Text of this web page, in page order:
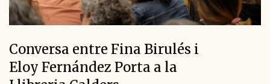
Conversa entre Fina Birulés i
Eloy Fernández Porta a la